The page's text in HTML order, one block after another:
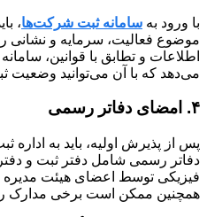
با ورود به سامانه ثبت شرکت‌ها،
موضوع فعالیت، سرمایه و نشانی
اطلاعات و تطابق با قوانین،
می‌دهد که با آن می‌توانید وضعیت
۴. امضای دفاتر رسمی
پس از پذیرش اولیه، باید به
دفاتر رسمی شامل دفتر ثبت و دفتر
فیزیکی توسط اعضای هیئت مدیره
همچنین ممکن است برخی مدارک